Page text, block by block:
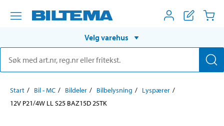
Velg varehus
Start Bil - MC Bildeler Bilbelysning
Lyspærer
12V P21/4W LL S25 BAZ15D 2STK